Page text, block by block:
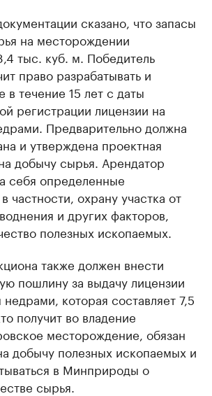
сказано, что запасы
на месторождении
тыс. куб. м. Победитель
право разрабатывать и
в течение 15 лет с даты
регистрации лицензии на
Предварительно должна
и утверждена проектная
добычу сырья. Арендатор
себя определенные
частности, охрану участка от
и других факторов,
полезных ископаемых.
также должен внести
пошлину за выдачу лицензии
недрами, которая составляет 7,5
получит во владение
месторождение, обязан
добычу полезных ископаемых и
в Минприроды о
сырья.